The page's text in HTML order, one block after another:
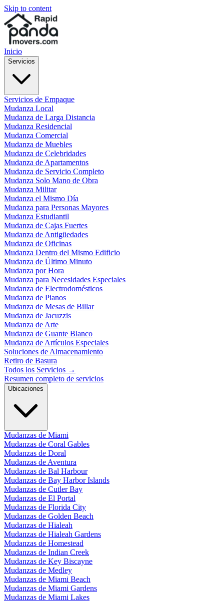
Skip to content
Inicio
Servicios
Servicios de Empaque
Mudanza Local
Mudanza de Larga Distancia
Mudanza Residencial
Mudanza Comercial
Mudanza de Muebles
Mudanza de Celebridades
Mudanza de Apartamentos
Mudanza de Servicio Completo
Mudanza Solo Mano de Obra
Mudanza Militar
Mudanza el Mismo Día
Mudanza para Personas Mayores
Mudanza Estudiantil
Mudanza de Cajas Fuertes
Mudanza de Antigüedades
Mudanza de Oficinas
Mudanza Dentro del Mismo Edificio
Mudanza de Último Minuto
Mudanza por Hora
Mudanza para Necesidades Especiales
Mudanza de Electrodomésticos
Mudanza de Pianos
Mudanza de Mesas de Billar
Mudanza de Jacuzzis
Mudanza de Arte
Mudanza de Guante Blanco
Mudanza de Artículos Especiales
Soluciones de Almacenamiento
Retiro de Basura
Todos los Servicios →
Resumen completo de servicios
Ubicaciones
Mudanzas de Miami
Mudanzas de Coral Gables
Mudanzas de Doral
Mudanzas de Aventura
Mudanzas de Bal Harbour
Mudanzas de Bay Harbor Islands
Mudanzas de Cutler Bay
Mudanzas de El Portal
Mudanzas de Florida City
Mudanzas de Golden Beach
Mudanzas de Hialeah
Mudanzas de Hialeah Gardens
Mudanzas de Homestead
Mudanzas de Indian Creek
Mudanzas de Key Biscayne
Mudanzas de Medley
Mudanzas de Miami Beach
Mudanzas de Miami Gardens
Mudanzas de Miami Lakes